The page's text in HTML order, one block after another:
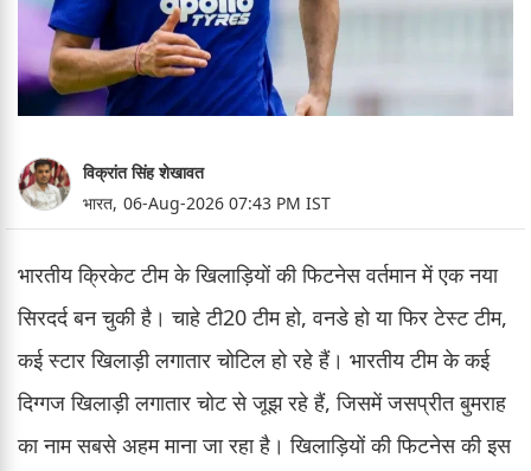
विक्रांत सिंह शेखावत
भारत, 06-Aug-2026 07:43 PM IST
भारतीय क्रिकेट टीम के खिलाड़ियों की फिटनेस वर्तमान में एक नया
सिरदर्द बन चुकी है। चाहे टी20 टीम हो, वनडे हो या फिर टेस्ट टीम,
कई स्टार खिलाड़ी लगातार चोटिल हो रहे हैं। भारतीय टीम के कई
दिग्गज खिलाड़ी लगातार चोट से जूझ रहे हैं, जिसमें जसप्रीत बुमराह
का नाम सबसे अहम माना जा रहा है। खिलाड़ियों की फिटनेस की इस